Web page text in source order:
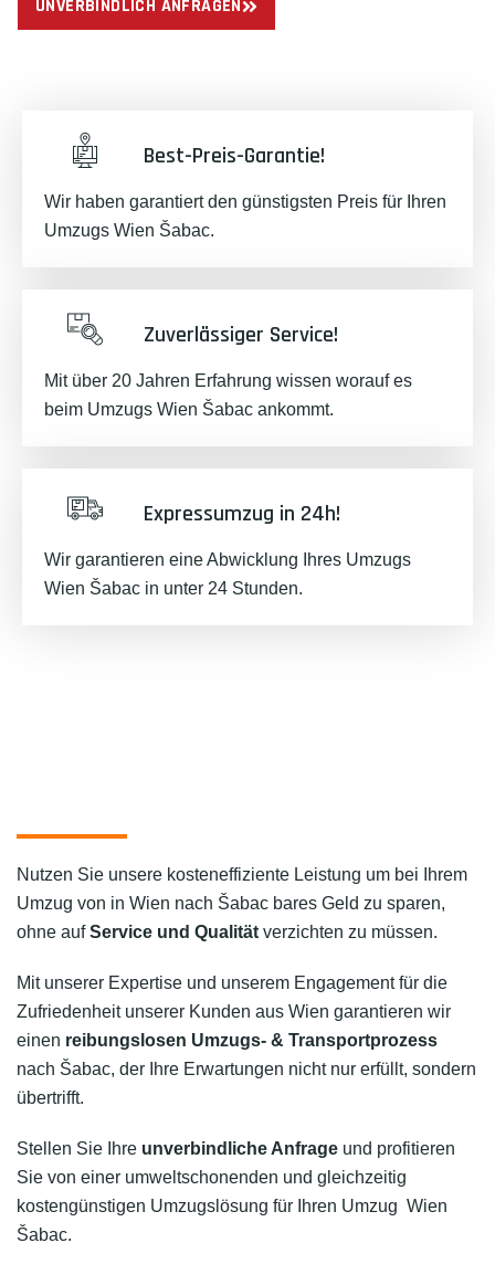
UNVERBINDLICH ANFRAGEN
Best-Preis-Garantie!
Wir haben garantiert den günstigsten Preis für Ihren
Umzugs Wien Šabac.
Zuverlässiger Service!
Mit über 20 Jahren Erfahrung wissen worauf es
beim Umzugs Wien Šabac ankommt.
Expressumzug in 24h!
Wir garantieren eine Abwicklung Ihres Umzugs
Wien Šabac in unter 24 Stunden.
Nutzen Sie unsere kosteneffiziente Leistung um bei Ihrem
Umzug von in Wien nach Šabac bares Geld zu sparen,
ohne aufService und Qualität verzichten zu müssen.
Mit unserer Expertise und unserem Engagement für die
Zufriedenheit unserer Kunden aus Wien garantieren wir
einen reibungslosen Umzugs- & Transportprozess
nach Šabac, der Ihre Erwartungen nicht nur erfüllt, sondern
übertrifft.
Stellen Sie Ihre unverbindliche Anfrage und profitieren
Sie von einer umweltschonenden und gleichzeitig
kostengünstigen Umzugslösung für Ihren Umzug Wien
Šabac.